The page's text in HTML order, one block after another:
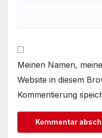
Meinen Namen,
Website in diesem
Kommentierung